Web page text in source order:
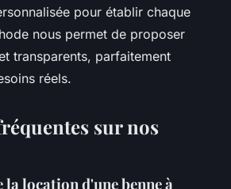
pour établir chaque
nous permet de proposer
transparents, parfaitement
réels.
sur nos
la location d'une benne à